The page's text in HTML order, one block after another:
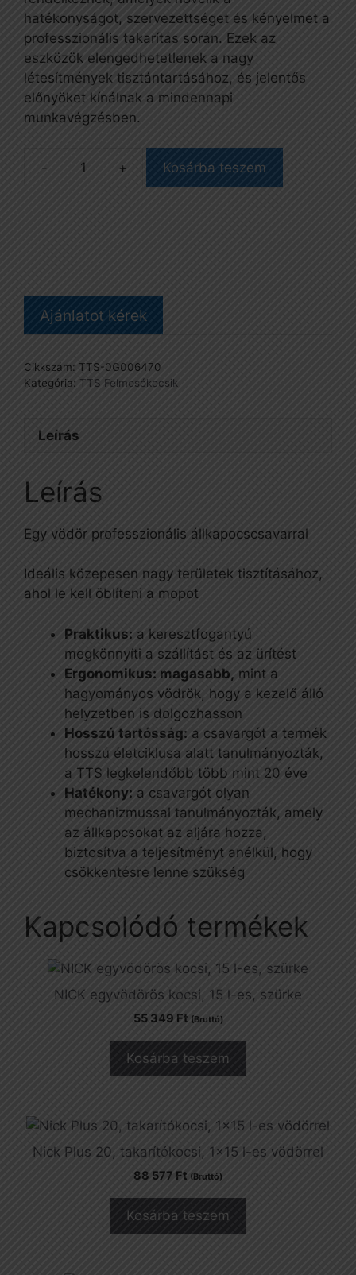
hatékonyságot, szervezettséget és kényelmet a
professzionális takarítás során. Ezek az
eszközök elengedhetetlenek a nagy
létesítmények tisztántartásához, és jelentős
előnyöket kínálnak a mindennapi
munkavégzésben.
-
PILE
literes
mennyiség
+ Kosárba teszem
Ajánlatot kérek
Cikkszám: TTS-0G006470
Kategória: TTS Felmosókocsik
Leírás
Leírás
Egy vödör professzionális állkapocscsavarral
Ideális közepesen nagy területek tisztításához,
ahol le kell öblíteni a mopot
Praktikus: a keresztfogantyú
megkönnyíti a szállítást és az ürítést
Ergonomikus: magasabb, mint a
hagyományos vödrök, hogy a kezelő álló
helyzetben is dolgozhasson
Hosszú tartósság: a csavargót a termék
hosszú életciklusa alatt tanulmányozták,
a TTS legkelendőbb több mint 20 éve
Hatékony: a csavargót olyan
mechanizmussal tanulmányozták, amely
az állkapcsokat az aljára hozza,
biztosítva a teljesítményt anélkül, hogy
csökkentésre lenne szükség
Kapcsolódó termékek
NICK egyvödörös kocsi, 15 l-es, szürke
55 349 Ft (Bruttó)
Kosárba teszem
Nick Plus 20, takarítókocsi, 1×15 l-es vödörrel
88 577 Ft (Bruttó)
Kosárba teszem